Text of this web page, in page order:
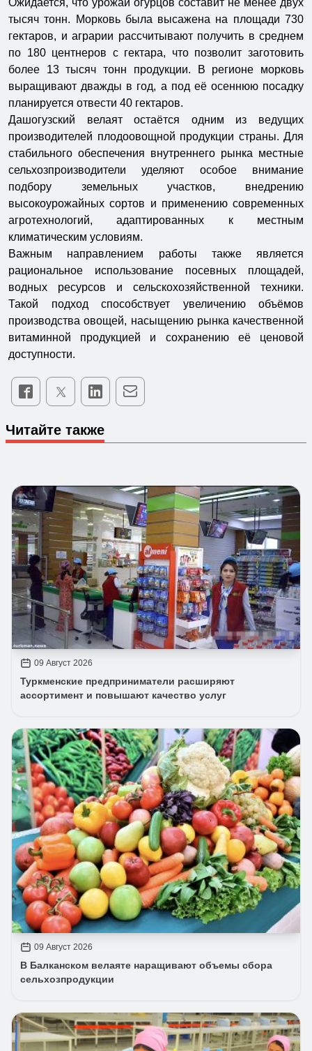
тысяч тонн. Морковь была высажена на площади 730
гектаров, и аграрии рассчитывают получить в среднем
по 180 центнеров с гектара, что позволит заготовить
более 13 тысяч тонн продукции. В регионе морковь
выращивают дважды в год, а под её осеннюю посадку
планируется отвести 40 гектаров.
Дашогузский велаят остаётся одним из ведущих
производителей плодоовощной продукции страны. Для
стабильного обеспечения внутреннего рынка местные
сельхозпроизводители уделяют особое внимание
подбору земельных участков, внедрению
высокоурожайных сортов и применению современных
агротехнологий, адаптированных к местным
климатическим условиям.
Важным направлением работы также является
рациональное использование посевных площадей,
водных ресурсов и сельскохозяйственной техники.
Такой подход способствует увеличению объёмов
производства овощей, насыщению рынка качественной
витаминной продукцией и сохранению её ценовой
доступности.
Читайте также
09 Август 2026
Туркменские предприниматели расширяют
ассортимент и повышают качество услуг
09 Август 2026
В Балканском велаяте наращивают объемы сбора
сельхозпродукции